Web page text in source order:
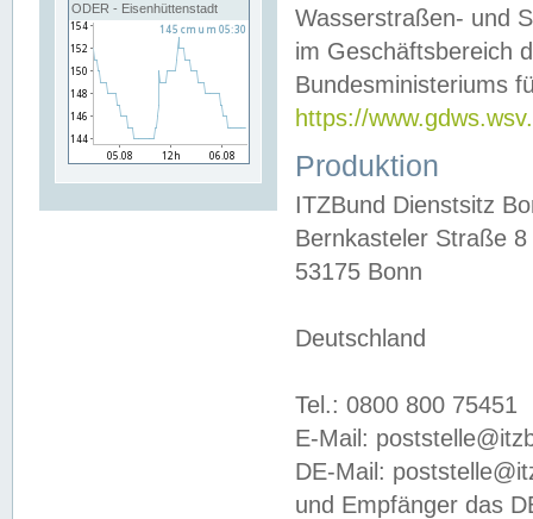
ODER - Eisenhüttenstadt
Wasserstraßen- und
im Geschäftsbereich
Bundesministeriums
https://
Produktion
ITZBund Dienstsitz
Bernkasteler Straße 8
53175 Bonn
Deutschland
Tel.: 0800 800 75451
E-Mail:
DE-Mail:
und Empfänger das